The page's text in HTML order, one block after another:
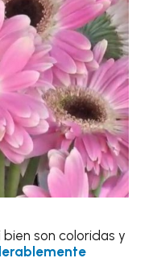
bien son coloridas y